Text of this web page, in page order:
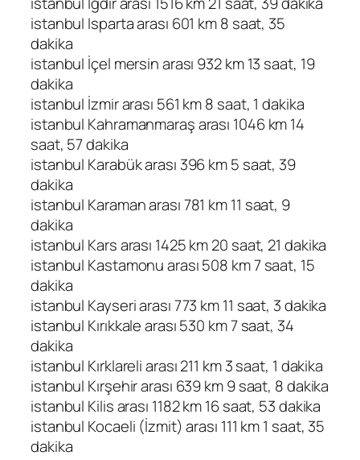
istanbul Isparta arası 601 km 8 saat, 35
dakika
istanbul İçel mersin arası 932 km 13 saat, 19
dakika
istanbul İzmir arası 561 km 8 saat, 1 dakika
istanbul Kahramanmaraş arası 1046 km 14
saat, 57 dakika
istanbul Karabük arası 396 km 5 saat, 39
dakika
istanbul Karaman arası 781 km 11 saat, 9
dakika
istanbul Kars arası 1425 km 20 saat, 21 dakika
istanbul Kastamonu arası 508 km 7 saat, 15
dakika
istanbul Kayseri arası 773 km 11 saat, 3 dakika
istanbul Kırıkkale arası 530 km 7 saat, 34
dakika
istanbul Kırklareli arası 211 km 3 saat, 1 dakika
istanbul Kırşehir arası 639 km 9 saat, 8 dakika
istanbul Kilis arası 1182 km 16 saat, 53 dakika
istanbul Kocaeli (İzmit) arası 111 km 1 saat, 35
dakika